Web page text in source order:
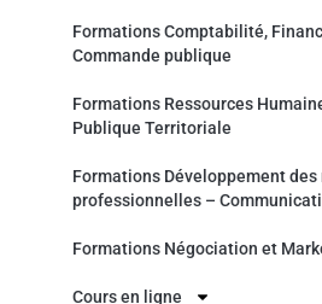
Formations Comptabilité,
Commande publique
Formations Ressources
Publique Territoriale
Formations Développement des
professionnelles –
Formations Négociation et
Cours en ligne